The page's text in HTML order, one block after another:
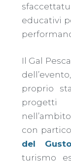
educativi
Il Gal
proprio
progetti
con
del Gusto
turismo